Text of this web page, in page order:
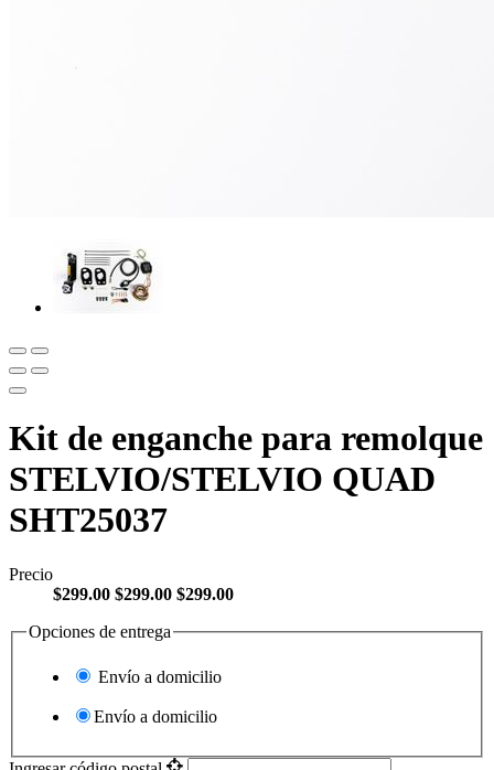
Kit de enganche para remolque
STELVIO/STELVIO QUAD
SHT25037
Precio
$299.00 $299.00 $299.00
Opciones de entrega
Envío a domicilio
Envío a domicilio